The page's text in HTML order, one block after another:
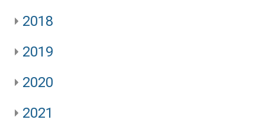
2018
2019
2020
2021